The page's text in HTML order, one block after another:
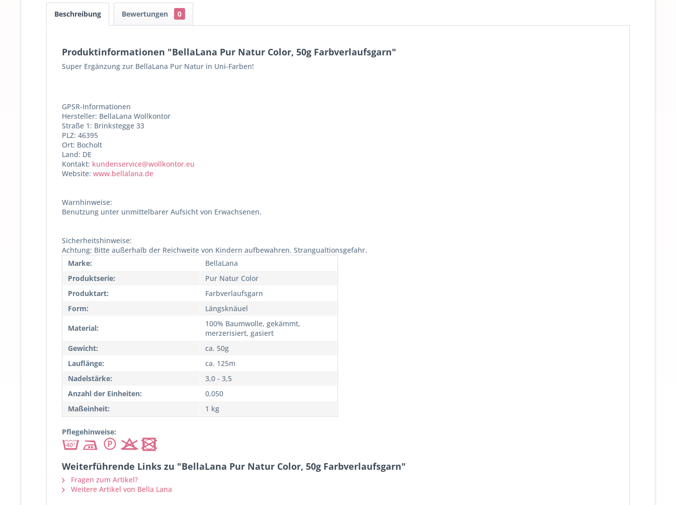
Beschreibung Bewertungen 0
Produktinformationen "BellaLana Pur Natur Color, 50g Farbverlaufsgarn"
Super Ergänzung zur BellaLana Pur Natur in Uni-Farben!
GPSR-Informationen
Hersteller: BellaLana Wollkontor
Straße 1: Brinkstegge 33
PLZ: 46395
Ort: Bocholt
Land: DE
Kontakt: kundenservice@wollkontor.eu
Website: www.bellalana.de
Warnhinweise:
Benutzung unter unmittelbarer Aufsicht von Erwachsenen.
Sicherheitshinweise:
Achtung: Bitte außerhalb der Reichweite von Kindern aufbewahren. Strangualtionsgefahr.
Marke:
BellaLana
Produktserie:
Pur Natur Color
Produktart:
Farbverlaufsgarn
Form:
Längsknäuel
Material:
100% Baumwolle, gekämmt,
merzerisiert, gasiert
Gewicht:
ca. 50g
Lauflänge:
ca. 125m
Nadelstärke:
3,0 - 3,5
Anzahl der Einheiten:
0,050
Maßeinheit:
1 kg
Pflegehinweise:
Weiterführende Links zu "BellaLana Pur Natur Color, 50g Farbverlaufsgarn"
Fragen zum Artikel?
Weitere Artikel von Bella Lana